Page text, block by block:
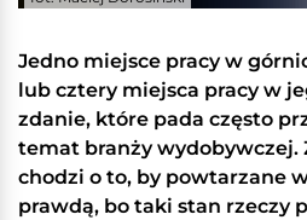
Jedno miejsce pracy w
lub cztery miejsca pracy w
zdanie, które pada często
temat branży wydobywczej.
chodzi o to, by powtarzane
prawdą, bo taki stan rzeczy